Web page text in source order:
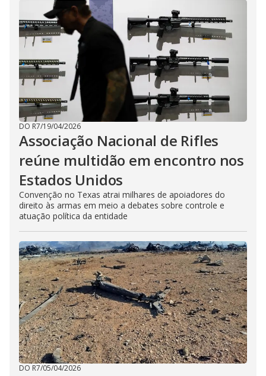
DO R7/19/04/2026
Associação Nacional de Rifles
reúne multidão em encontro nos
Estados Unidos
Convenção no Texas atrai milhares de apoiadores do
direito às armas em meio a debates sobre controle e
atuação política da entidade
DO R7/05/04/2026